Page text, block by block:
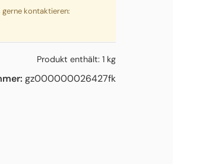
kontaktieren:
Produkt enthält: 1 kg
gz000000026427fk